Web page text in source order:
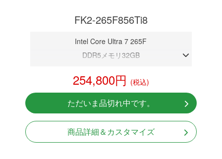
FK2-265F856Ti8
Intel Core Ultra 7 265F
DDR5メモリ32GB
NVMeSSD 1TB
Windows11 Home 64bit
無線LAN Bluetooth対応
254,800円 (税込)
ただいま品切れ中です。
商品詳細＆カスタマイズ